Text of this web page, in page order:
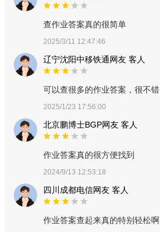
查作业答案真的很简单
2025/3/11 12:47:46
辽宁沈阳中移铁通网友 客人
可以查很多的作业答案，很不错
2025/1/23 17:56:00
北京鹏博士BGP网友 客人
作业答案真的很方便找到
2024/9/13 12:53:18
四川成都电信网友 客人
作业答案查起来真的特别轻松啊